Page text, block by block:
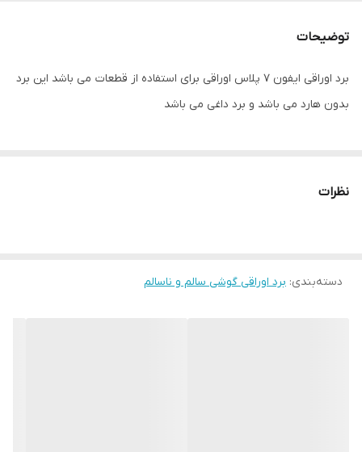
توضیحات
برد اوراقی ایفون 7 پلاس اوراقی برای استفاده از قطعات می باشد این برد
بدون هارد می باشد و برد داغی می باشد
نظرات
دسته‌بندی: برد اوراقی گوشی سالم و ناسالم